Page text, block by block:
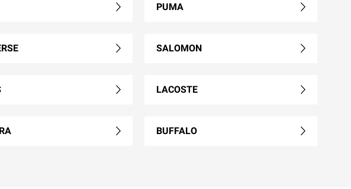
PUMA
SALOMON
LACOSTE
BUFFALO